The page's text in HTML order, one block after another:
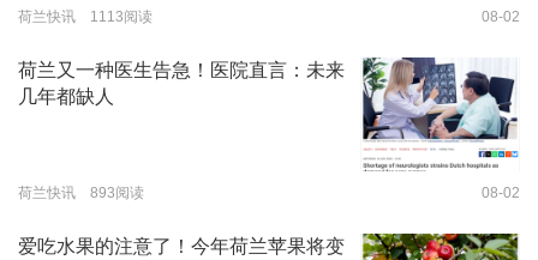
荷兰快讯 1113阅读 08-02
荷兰又一种医生告急！医院直言：未来
几年都缺人
荷兰快讯 893阅读 08-02
爱吃水果的注意了！今年荷兰苹果将变